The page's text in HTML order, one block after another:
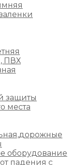
ПВХ
защиты
места
оборудование
падения с